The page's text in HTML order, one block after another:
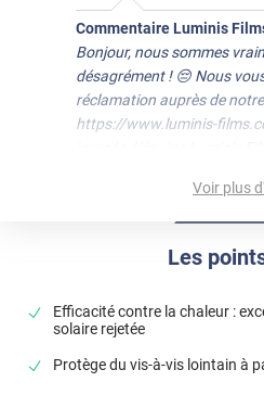
Les
Efficacité contre la chaleur :
solaire rejetée
Protège du vis-à-vis lointain à
Commentaire Luminis
Bonjour, nous sommes
désagrément ! 😔 Nous
réclamation auprès de notre
https://www.luminis-
Voir plus